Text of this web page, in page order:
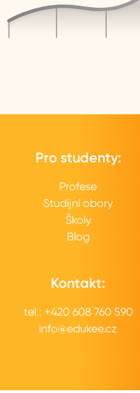
Pro studenty:
Profese
Studijní obory
Školy
Blog
Kontakt:
tel.: +420 608 760 590
info@edukee.cz